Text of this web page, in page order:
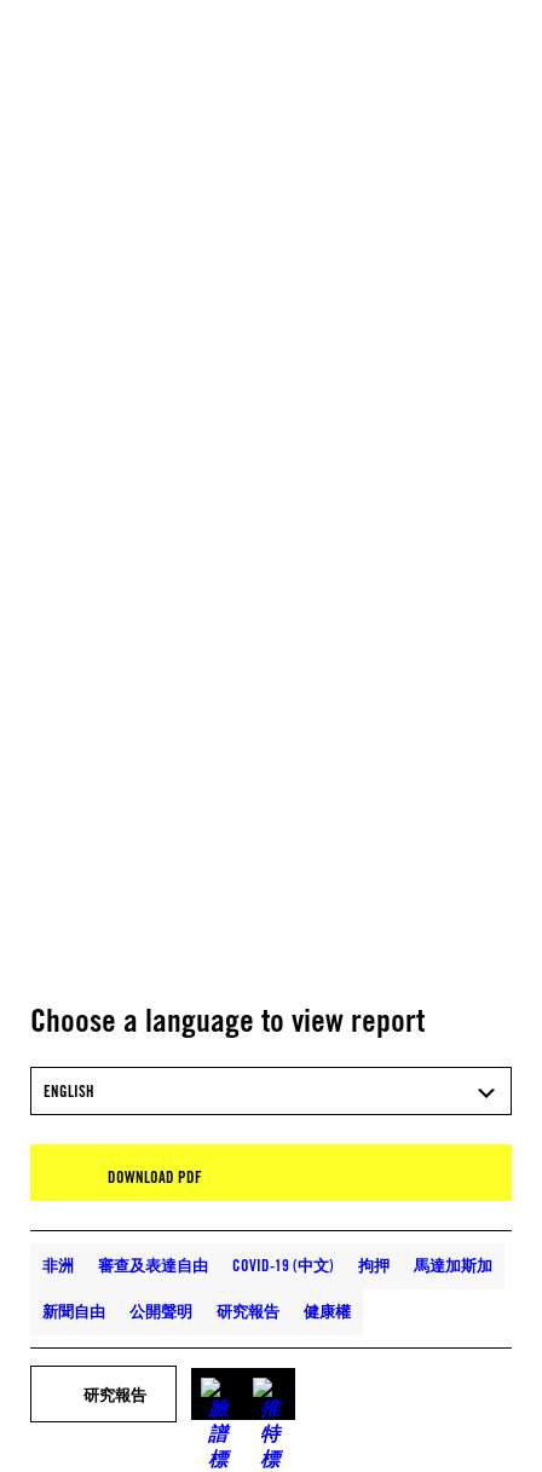
Choose a language to view report
ENGLISH
DOWNLOAD PDF
非洲 審查及表達自由 COVID-19 (中文) 拘押 馬達加斯加
新聞自由 公開聲明 研究報告 健康權
研究報告